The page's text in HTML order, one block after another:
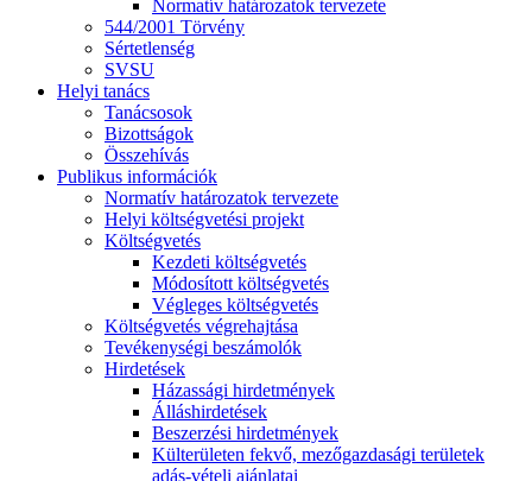
Normatív határozatok tervezete
544/2001 Törvény
Sértetlenség
SVSU
Helyi tanács
Tanácsosok
Bizottságok
Összehívás
Publikus információk
Normatív határozatok tervezete
Helyi költségvetési projekt
Költségvetés
Kezdeti költségvetés
Módosított költségvetés
Végleges költségvetés
Költségvetés végrehajtása
Tevékenységi beszámolók
Hirdetések
Házassági hirdetmények
Álláshirdetések
Beszerzési hirdetmények
Külterületen fekvő, mezőgazdasági területek
adás-vételi ajánlatai